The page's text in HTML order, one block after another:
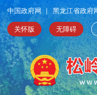
中国政府网 | 黑龙江省政府
关怀版 无障碍